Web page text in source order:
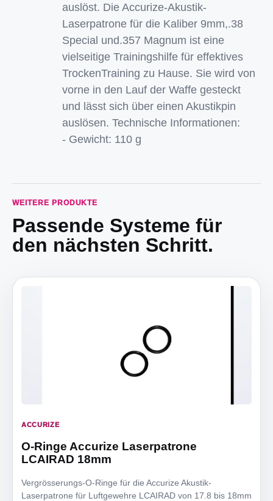
auslöst. Die Accurize-Akustik-
Laserpatrone für die Kaliber 9mm,.38
Special und.357 Magnum ist eine
vielseitige Trainingshilfe für effektives
TrockenTraining zu Hause. Sie wird von
vorne in den Lauf der Waffe gesteckt
und lässt sich über einen Akustikpin
auslösen. Technische Informationen:
- Gewicht: 110 g
WEITERE PRODUKTE
Passende Systeme für
den nächsten Schritt.
ACCURIZE
O-Ringe Accurize Laserpatrone
LCAIRAD 18mm
Vergrösserungs-O-Ringe für die Accurize Akustik-
Laserpatrone für Luftgewehre LCAIRAD von 17.8 bis 18mm